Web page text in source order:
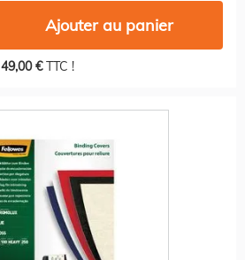
Ajouter au panier
49,00 €TTC !